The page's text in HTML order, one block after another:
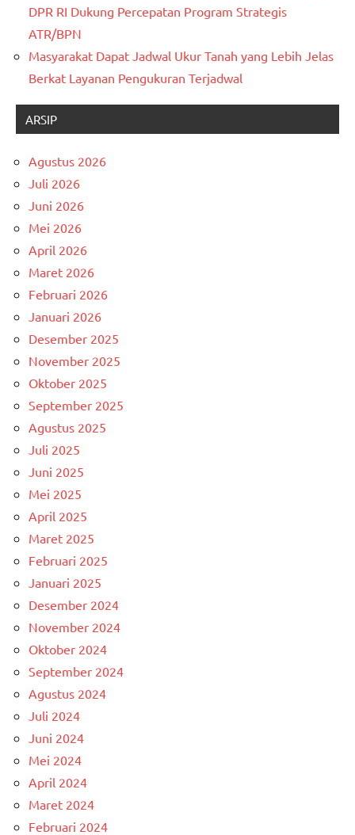
DPR RI Dukung Percepatan Program Strategis
ATR/BPN
Masyarakat Dapat Jadwal Ukur Tanah yang Lebih Jelas
Berkat Layanan Pengukuran Terjadwal
ARSIP
Agustus 2026
Juli 2026
Juni 2026
Mei 2026
April 2026
Maret 2026
Februari 2026
Januari 2026
Desember 2025
November 2025
Oktober 2025
September 2025
Agustus 2025
Juli 2025
Juni 2025
Mei 2025
April 2025
Maret 2025
Februari 2025
Januari 2025
Desember 2024
November 2024
Oktober 2024
September 2024
Agustus 2024
Juli 2024
Juni 2024
Mei 2024
April 2024
Maret 2024
Februari 2024